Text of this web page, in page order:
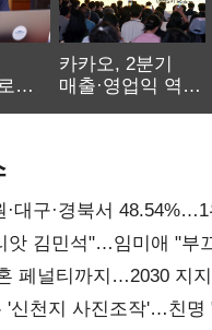
…'
카카오, 2분기
매출·영업익 역대
·대구·경북서
앗 김민석"…임미애 "부
페널티까지…2030 지
'신천지 사진조작'…친명